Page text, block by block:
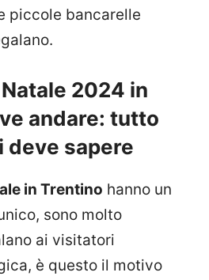
piccole bancarelle
2024 in
andare: tutto
deve sapere
in Trentino hanno un
sono molto
ai visitatori
è questo il motivo